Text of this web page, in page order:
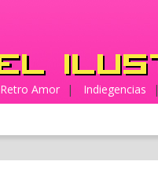
Retro Amor | Indiegencias |